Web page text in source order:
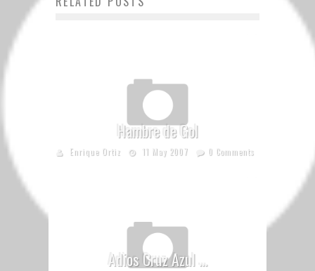
Hambre de Gol
Enrique Ortiz 11 May 2007 0 Comments
Adios Cruz Azul …